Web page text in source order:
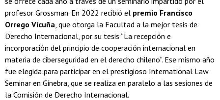
profesor Grossman. En 2022 recibió el premio Francisco
Orrego Vicuña , que otorga la Facultad a la mejor tesis de
Derecho Internacional, por su tesis “La recepción e
incorporación del principio de cooperación internacional en
materia de ciberseguridad en el derecho chileno”. Ese mismo año
fue elegida para participar en el prestigioso International Law
Seminar en Ginebra, que se realiza en paralelo a las sesiones de
la Comisión de Derecho Internacional.